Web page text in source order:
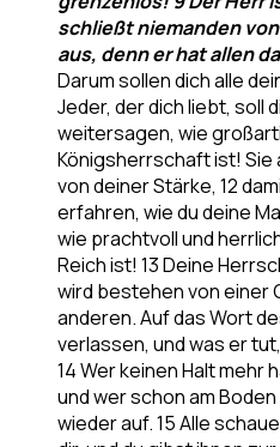
schließt niemanden
aus, denn er hat allen
Darum sollen dich alle
Jeder, der dich liebt, soll
weitersagen, wie
Königsherrschaft ist! Sie
von deiner Stärke, 12
erfahren, wie du deine
wie prachtvoll und
Reich ist! 13 Deine
wird bestehen von einer
anderen. Auf das Wort
verlassen, und was er
14 Wer keinen Halt mehr
und wer schon am
wieder auf. 15 Alle